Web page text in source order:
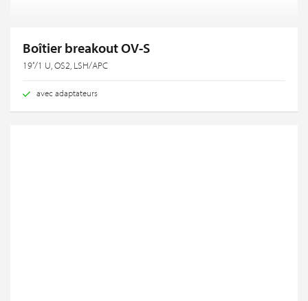
Boîtier breakout OV-S
19‘‘/1 U, OS2, LSH/APC
avec adaptateurs